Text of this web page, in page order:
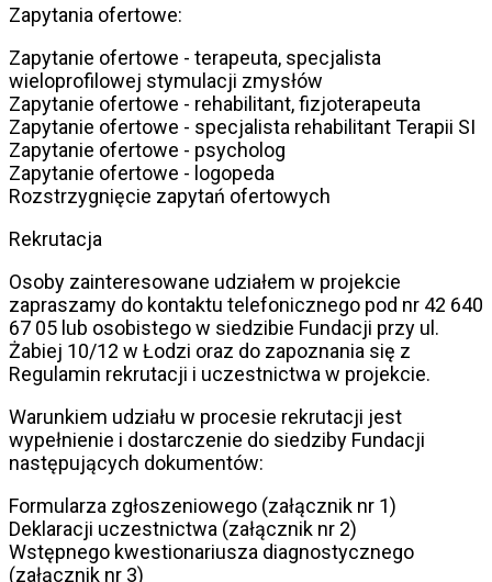
Zapytania ofertowe:
Zapytanie ofertowe - terapeuta, specjalista
wieloprofilowej stymulacji zmysłów
Zapytanie ofertowe - rehabilitant, fizjoterapeuta
Zapytanie ofertowe - specjalista rehabilitant Terapii SI
Zapytanie ofertowe - psycholog
Zapytanie ofertowe - logopeda
Rozstrzygnięcie zapytań ofertowych
Rekrutacja
Osoby zainteresowane udziałem w projekcie
zapraszamy do kontaktu telefonicznego pod nr 42 640
67 05 lub osobistego w siedzibie Fundacji przy ul.
Żabiej 10/12 w Łodzi oraz do zapoznania się z
Regulamin rekrutacji i uczestnictwa w projekcie.
Warunkiem udziału w procesie rekrutacji jest
wypełnienie i dostarczenie do siedziby Fundacji
następujących dokumentów:
Formularza zgłoszeniowego (załącznik nr 1)
Deklaracji uczestnictwa (załącznik nr 2)
Wstępnego kwestionariusza diagnostycznego
(załącznik nr 3)